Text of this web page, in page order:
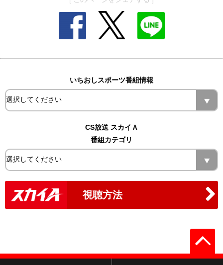
いちおしスポーツ番組情報
CS放送 スカイＡ
番組カテゴリ
視聴方法